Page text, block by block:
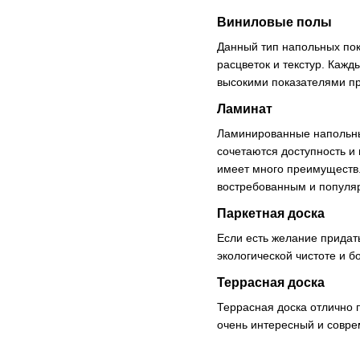
Виниловые полы
Данный тип напольных
расцветок и текстур.
высокими показателями
Ламинат
Ламинированные
сочетаются доступность
имеет много
востребованным и
Паркетная доска
Если есть желание
экологической чистоте и
Террасная доска
Террасная доска отлично
очень интересный и